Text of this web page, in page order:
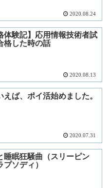
2020.08.24
体験記】応用情報技術者試
格した時の話
2020.08.13
えば、ポイ活始めました。
2020.07.31
睡眠狂騒曲（スリーピン
プソディ）